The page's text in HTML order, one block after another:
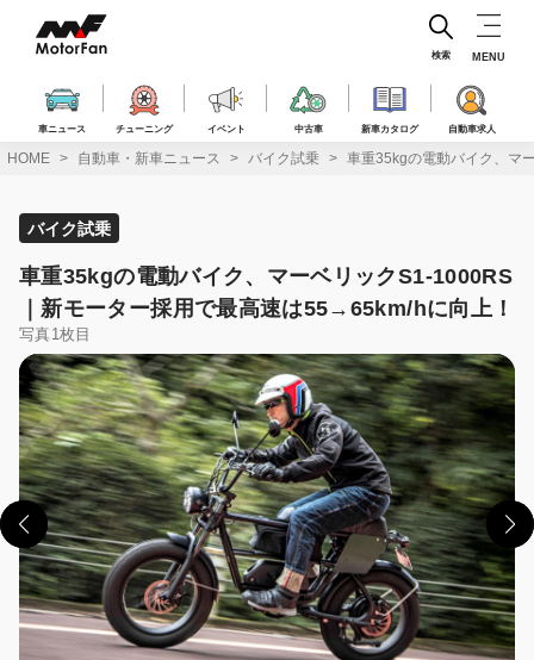
ス
車ニュース チューニング イベント 中古車 新車カタログ 自動車求人
検索 MENU
HOME 自動車・新車ニュース バイク試乗 車重35kgの電動バイク、マ
バイク試乗
車重35kgの電動バイク、マーベリックS1-1000RS
｜新モーター採用で最高速は55→65km/hに向上！
写真1枚目